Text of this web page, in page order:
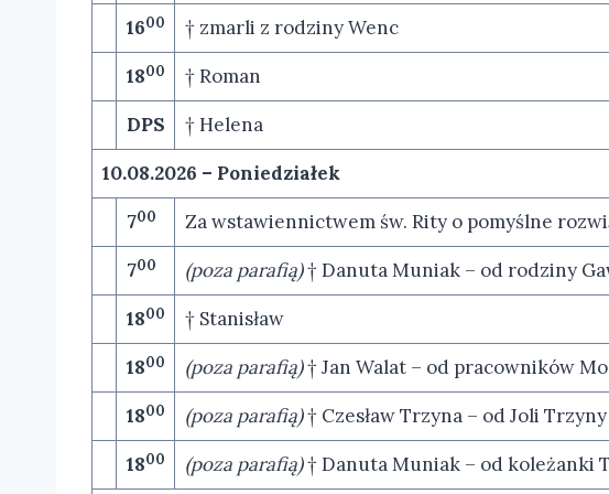
1600
† zmarli z rodziny Wenc
1800
† Roman
DPS
† Helena
10.08.2026 – Poniedziałek
700
Za wstawiennictwem św. Rity o pomyślne
700 (poza parafią)† Danuta Muniak – od rodziny
1800
† Stanisław
1800 (poza parafią)† Jan Walat – od pracowników
1800 (poza parafią)† Czesław Trzyna – od Joli
1800 (poza parafią)† Danuta Muniak – od koleżanki